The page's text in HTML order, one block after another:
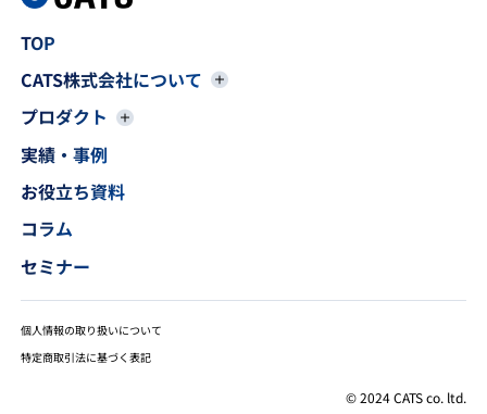
TOP
CATS株式会社について
プロダクト
実績・事例
お役立ち資料
コラム
セミナー
個人情報の取り扱いについて
特定商取引法に基づく表記
© 2024 CATS co. ltd.